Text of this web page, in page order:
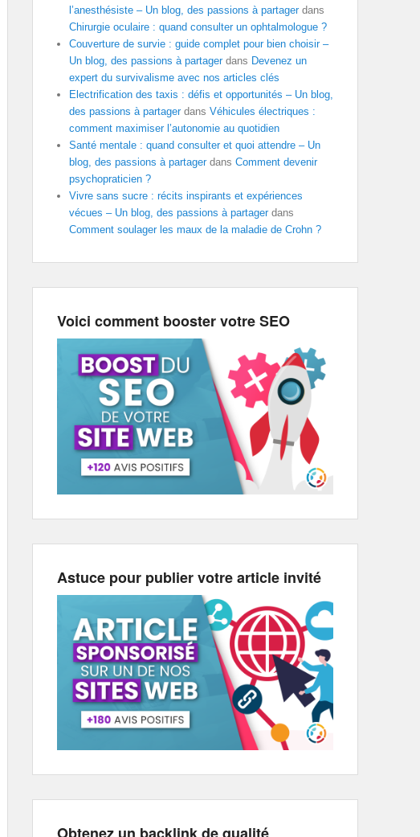
l’anesthésiste – Un blog, des passions à partagerdans
Chirurgie oculaire : quand consulter un ophtalmologue ?
Couverture de survie : guide complet pour bien choisir –
Un blog, des passions à partagerdans Devenez un
expert du survivalisme avec nos articles clés
Electrification des taxis : défis et opportunités – Un blog,
des passions à partagerdans Véhicules électriques :
comment maximiser l’autonomie au quotidien
Santé mentale : quand consulter et quoi attendre – Un
blog, des passions à partagerdans Comment devenir
psychopraticien ?
Vivre sans sucre : récits inspirants et expériences
vécues – Un blog, des passions à partagerdans
Comment soulager les maux de la maladie de Crohn ?
Voici comment booster votre SEO
Astuce pour publier votre article invité